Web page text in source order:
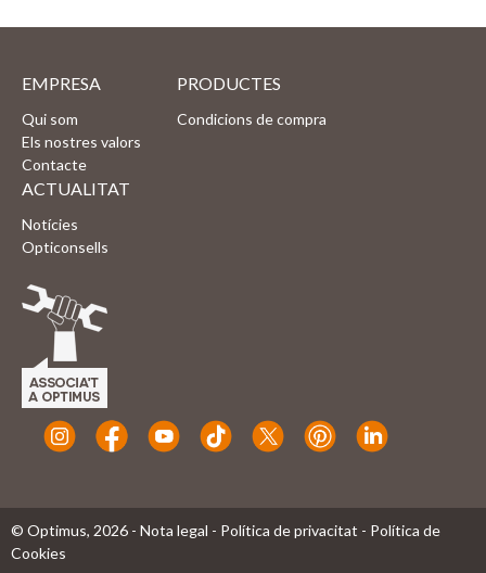
EMPRESA
Qui som
Els nostres valors
Contacte
PRODUCTES
Condicions de compra
ACTUALITAT
Notícies
Opticonsells
© Optimus, 2026 - Nota legal - Política de privacitat - Política de
Cookies